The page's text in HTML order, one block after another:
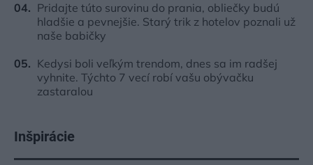
Pridajte túto surovinu do prania, obliečky budú
hladšie a pevnejšie. Starý trik z hotelov poznali už
naše babičky
Kedysi boli veľkým trendom, dnes sa im radšej
vyhnite. Týchto 7 vecí robí vašu obývačku
zastaralou
Inšpirácie